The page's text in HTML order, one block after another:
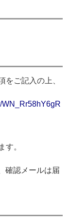
をご記入の上、
WN_Rr58hY6gR
す。
確認メールは届